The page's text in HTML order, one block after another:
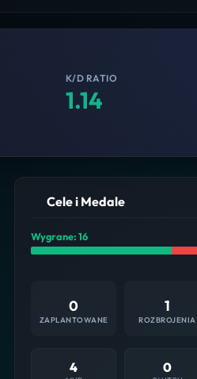
K/D RATIO
1.14
Cele i Medale
Wygrane: 16
0
ZAPLANTOWANE
1
ROZBROJENIA
4 0